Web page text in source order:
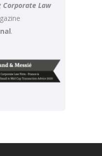
Corporate Law
.